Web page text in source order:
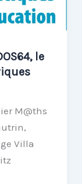
le
M@ths
Villa